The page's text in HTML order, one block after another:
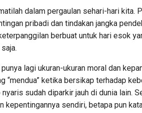
dalam pergaulan sehari-hari kita.
pribadi dan tindakan jangka
berbuat untuk hari esok
lagi ukuran-ukuran moral dan
“mendua” ketika bersikap terhadap
sudah diparkir jauh di dunia lain.
kepentingannya sendiri, betapa pun